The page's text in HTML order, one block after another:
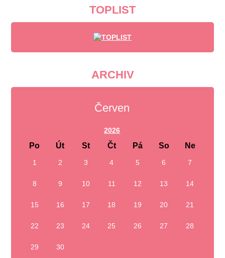
TOPLIST
ARCHIV
Červen
2026
Po Út St Čt Pá So Ne
1 2 3 4 5 6 7
8 9 10 11 12 13 14
15 16 17 18 19 20 21
22 23 24 25 26 27 28
29 30